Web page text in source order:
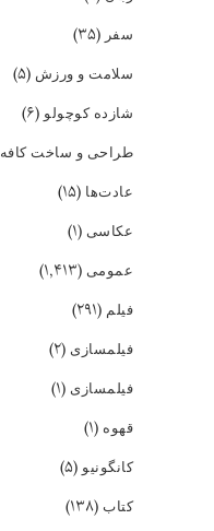
سفر (۳۵)
سلامت و ورزش (۵)
شازده کوچولو(۶)
طراحی و ساخت کافه
عادت‌ها (۱۵)
عکاسی (۱)
عمومی (۱,۴۱۳)
فیلم (۲۹۱)
فیلمسازی (۲)
فیلمسازی (۱)
قهوه (۱)
کانگونیو(۵)
کتاب (۱۳۸)